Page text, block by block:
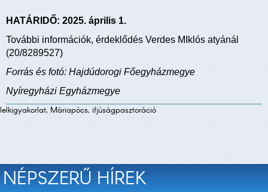
HATÁRIDŐ: 2025. április 1.
További információk, érdeklődés Verdes MIklós atyánál
(20/8289527)
Forrás és fotó: Hajdúdorogi Főegyházmegye
Nyíregyházi Egyházmegye
lelkigyakorlat, Máriapócs, ifjúságpasztoráció
NÉPSZERŰ HÍREK